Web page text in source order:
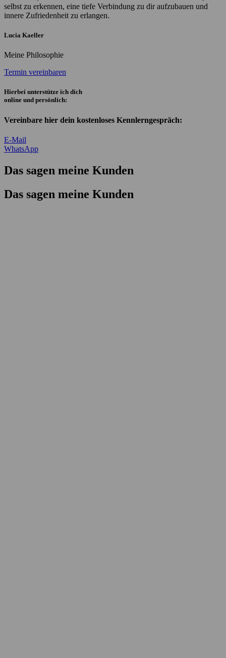
selbst zu erkennen, eine tiefe Verbindung zu dir aufzubauen und
innere Zufriedenheit zu erlangen.
Lucia Kaeller
Meine Philosophie
Termin vereinbaren
Hierbei unterstütze ich dich
online und persönlich:
Vereinbare hier dein kostenloses Kennlerngespräch:
E-Mail
WhatsApp
Das sagen meine Kunden
Das sagen meine Kunden